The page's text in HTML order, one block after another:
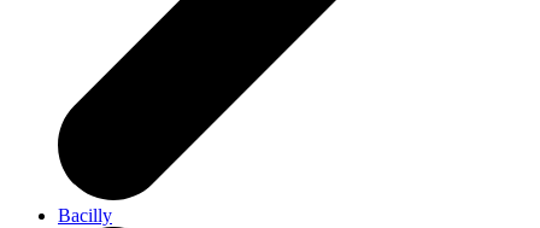
Bacilly